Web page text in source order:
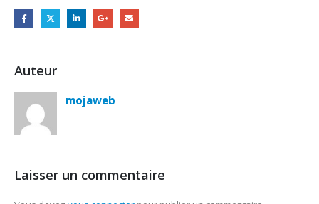
Auteur
mojaweb
Laisser un commentaire